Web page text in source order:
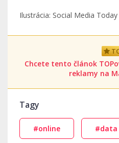
Ilustrácia: Social Media Today
Chcete tento článok
reklamy na
Tagy
#online #data